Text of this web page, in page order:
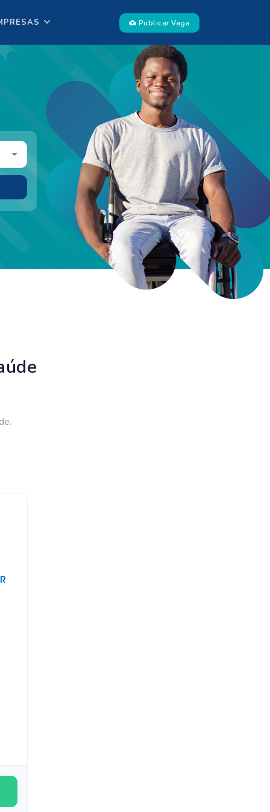
Publicar Vaga